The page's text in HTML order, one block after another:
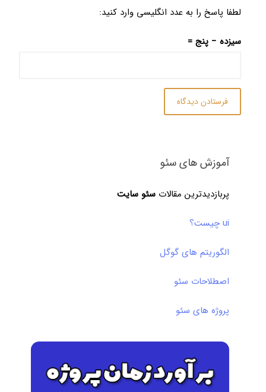
لطفا پاسخ را به عدد انگلیسی وارد کنید:
سیزده − پنج =
آموزش های سئو
پربازدیدترین مقالات سئو سایت
ui چیست؟
الگوریتم های گوگل
اصطلاحات سئو
پروژه های سئو